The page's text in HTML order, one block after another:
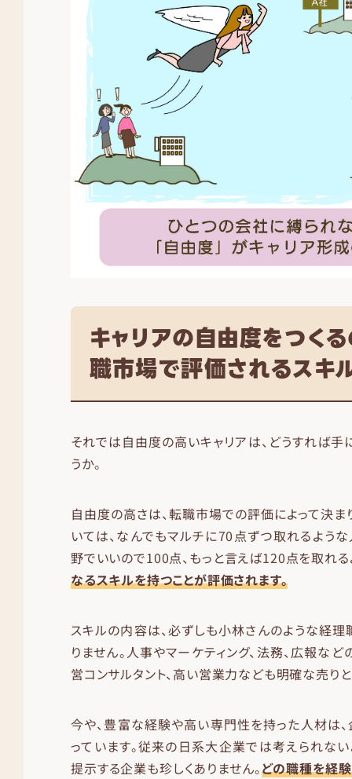
キャリアの自由度をつく
職市場で評価されるスキ
それでは自由度の高いキャリアは、どうすれば手
うか。
自由度の高さは、転職市場での評価によって決ま
いては、なんでもマルチに70点ずつ取れるよう
野でいいので100点、もっと言えば120点を取れる
なるスキルを持つことが評価されます。
スキルの内容は、必ずしも小林さんのような経理
りません。人事やマーケティング、法務、広報な
営コンサルタント、高い営業力なども明確な売りと
今や、豊富な経験や高い専門性を持った人材は
っています。従来の日系大企業では考えられな
提示する企業も珍しくありません。どの職種を経験